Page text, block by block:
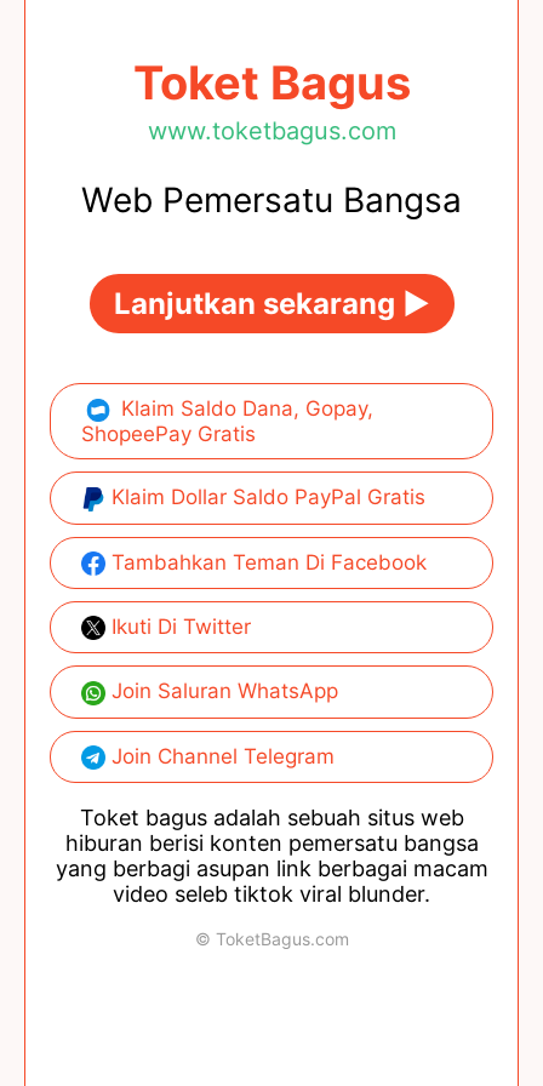
Toket Bagus
www.toketbagus.com
Web Pemersatu Bangsa
Lanjutkan sekarang ►
Klaim Saldo Dana, Gopay,
ShopeePay Gratis
Klaim Dollar Saldo PayPal Gratis
Tambahkan Teman Di Facebook
Ikuti Di Twitter
Join Saluran WhatsApp
Join Channel Telegram
Toket bagus adalah sebuah situs web
hiburan berisi konten pemersatu bangsa
yang berbagi asupan link berbagai macam
video seleb tiktok viral blunder.
© ToketBagus.com